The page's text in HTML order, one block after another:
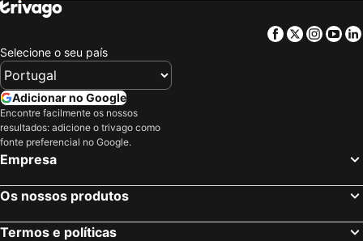
Facebook
Twitter
Selecione o seu país
Adicionar no Google
Encontre facilmente os nossos
resultados: adicione o trivago como
fonte preferencial no Google.
Empresa
Os nossos produtos
Termos e políticas